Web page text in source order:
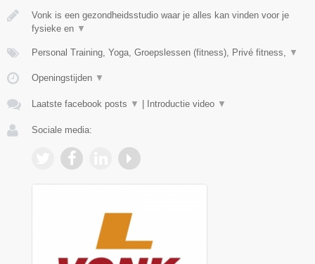
Vonk is een gezondheidsstudio waar je alles kan vinden voor je
fysieke en ▼
Personal Training, Yoga, Groepslessen (fitness), Privé fitness, ▼
Openingstijden ▼
Laatste facebook posts ▼ | Introductie video ▼
Sociale media: